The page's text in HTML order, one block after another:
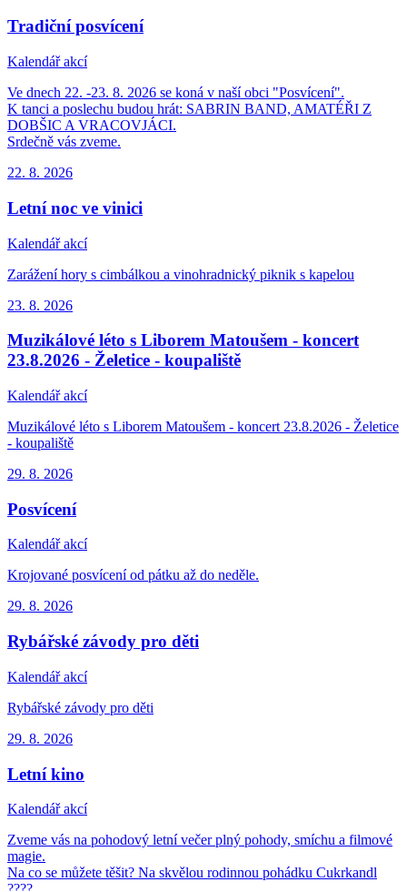
Tradiční posvícení
Kalendář akcí
Ve dnech 22. -23. 8. 2026 se koná v naší obci "Posvícení".
K tanci a poslechu budou hrát: SABRIN BAND, AMATÉŘI Z
DOBŠIC A VRACOVJÁCI.
Srdečně vás zveme.
22. 8. 2026
Letní noc ve vinici
Kalendář akcí
Zarážení hory s cimbálkou a vinohradnický piknik s kapelou
23. 8. 2026
Muzikálové léto s Liborem Matoušem - koncert
23.8.2026 - Želetice - koupaliště
Kalendář akcí
Muzikálové léto s Liborem Matoušem - koncert 23.8.2026 - Želetice
- koupaliště
29. 8. 2026
Posvícení
Kalendář akcí
Krojované posvícení od pátku až do neděle.
29. 8. 2026
Rybářské závody pro děti
Kalendář akcí
Rybářské závody pro děti
29. 8. 2026
Letní kino
Kalendář akcí
Zveme vás na pohodový letní večer plný pohody, smíchu a filmové
magie.
Na co se můžete těšit? Na skvělou rodinnou pohádku Cukrkandl